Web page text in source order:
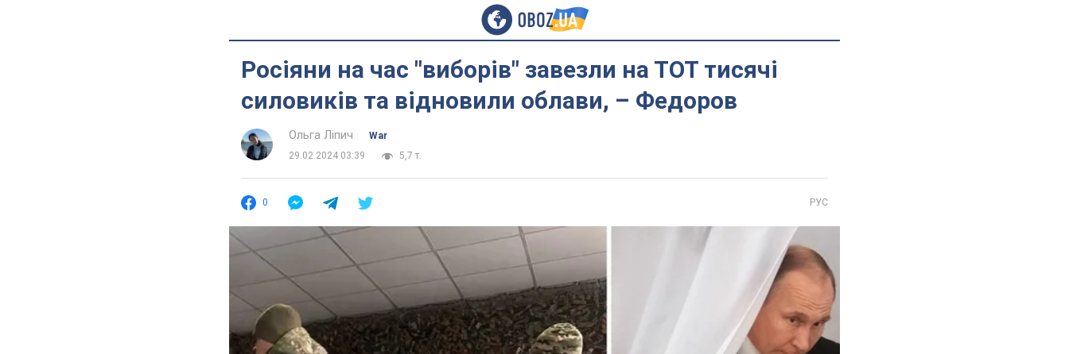
Росіяни на час "виборів" завезли на ТОТ тисячі
силовиків та відновили облави, – Федоров
Ольга Ліпич
War
29.02.2024 03:39
5,7 т.
0 РУС